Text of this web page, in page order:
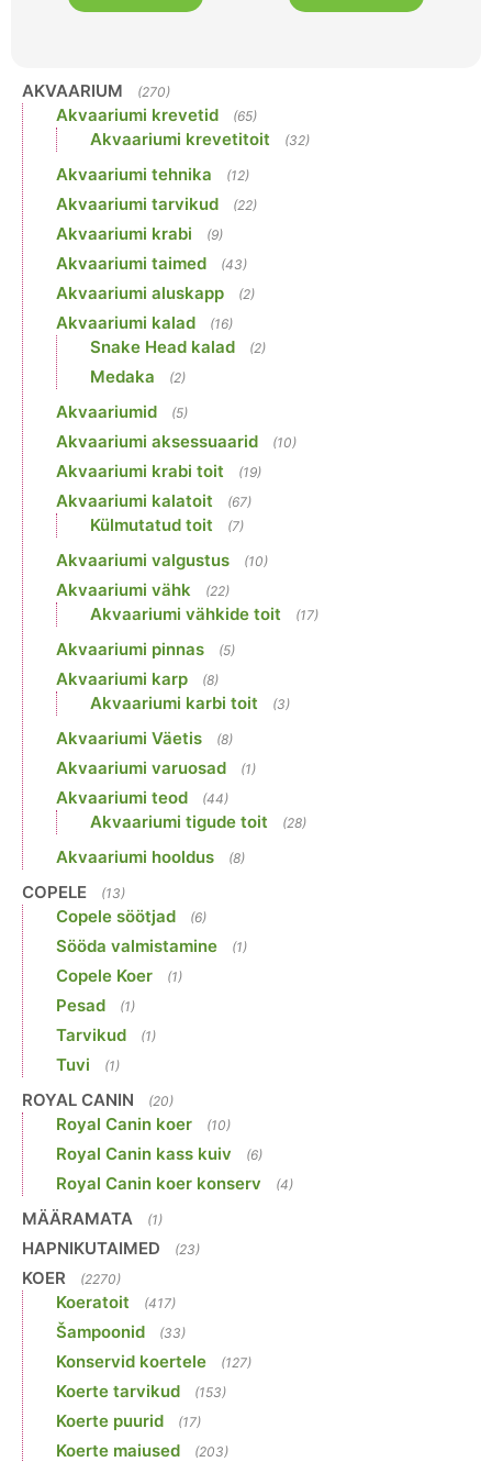
AKVAARIUM (270)
Akvaariumi krevetid (65)
Akvaariumi krevetitoit (32)
Akvaariumi tehnika (12)
Akvaariumi tarvikud (22)
Akvaariumi krabi (9)
Akvaariumi taimed (43)
Akvaariumi aluskapp (2)
Akvaariumi kalad (16)
Snake Head kalad (2)
Medaka (2)
Akvaariumid (5)
Akvaariumi aksessuaarid (10)
Akvaariumi krabi toit (19)
Akvaariumi kalatoit (67)
Külmutatud toit (7)
Akvaariumi valgustus (10)
Akvaariumi vähk (22)
Akvaariumi vähkide toit (17)
Akvaariumi pinnas (5)
Akvaariumi karp (8)
Akvaariumi karbi toit (3)
Akvaariumi Väetis (8)
Akvaariumi varuosad (1)
Akvaariumi teod (44)
Akvaariumi tigude toit (28)
Akvaariumi hooldus (8)
COPELE (13)
Copele söötjad (6)
Sööda valmistamine (1)
Copele Koer (1)
Pesad (1)
Tarvikud (1)
Tuvi (1)
ROYAL CANIN (20)
Royal Canin koer (10)
Royal Canin kass kuiv (6)
Royal Canin koer konserv (4)
MÄÄRAMATA (1)
HAPNIKUTAIMED (23)
KOER (2270)
Koeratoit (417)
Šampoonid (33)
Konservid koertele (127)
Koerte tarvikud (153)
Koerte puurid (17)
Koerte maiused (203)